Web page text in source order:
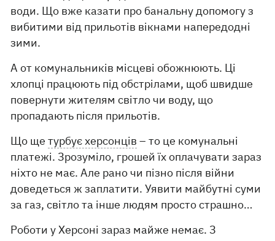
води. Що вже казати про банальну допомогу з
вибитими від прильотів вікнами напередодні
зими.
А от комунальників місцеві обожнюють. Ці
хлопці працюють під обстрілами, щоб швидше
повернути жителям світло чи воду, що
пропадають після прильотів.
Що щетурбує херсонців – то це комунальні
платежі. Зрозуміло, грошей їх оплачувати зараз
ніхто не має. Але рано чи пізно після війни
доведеться ж заплатити. Уявити майбутні суми
за газ, світло та інше людям просто страшно…
Роботи у Херсоні зараз майже немає. З